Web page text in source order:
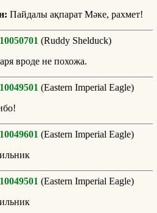
Пайдалы ақпарат Мәке, рахмет!
(Ruddy Shelduck)
вроде не похожа.
(Eastern Imperial Eagle)
(Eastern Imperial Eagle)
(Eastern Imperial Eagle)